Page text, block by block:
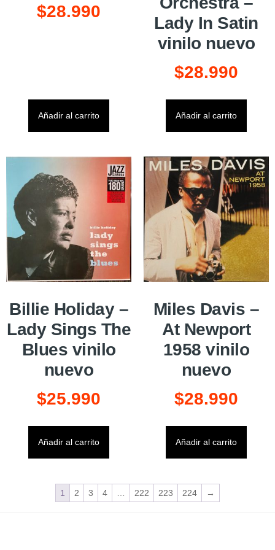
$28.990
Añadir al carrito
Lady In Satin
vinilo nuevo
$28.990
Añadir al carrito
Billie Holiday –
Lady Sings The
Blues vinilo
nuevo
$25.990
Añadir al carrito
Miles Davis –
At Newport
1958 vinilo
nuevo
$28.990
Añadir al carrito
1 2 3 4 222 223 224 →